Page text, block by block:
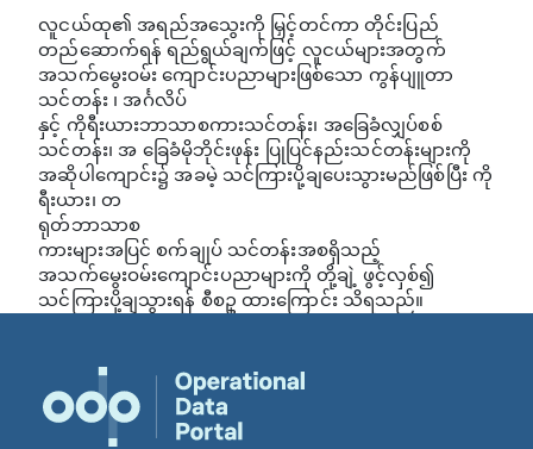
လူငယ်ထု၏ အရည်အသွေးကို မြှင့်တင်ကာ တိုင်းပြည်
တည်ဆောက်ရန် ရည်ရွယ်ချက်ဖြင့် လူငယ်များအတွက်
အသက်မွေးဝမ်း ကျောင်းပညာများဖြစ်သော ကွန်ပျူတာ
သင်တန်း ၊ အင်္ဂလိပ်
နှင့် ကိုရီးယားဘာသာစကားသင်တန်း၊ အခြေခံလျှပ်စစ်
သင်တန်း၊ အ ခြေခံမိုဘိုင်းဖုန်း ပြုပြင်နည်းသင်တန်းများကို
အဆိုပါကျောင်း၌ အခမဲ့ သင်ကြားပို့ချပေးသွားမည်ဖြစ်ပြီး ကို
ရီးယား၊ တ
ရုတ်ဘာသာစ
ကားများအပြင် စက်ချုပ် သင်တန်းအစရှိသည့်
အသက်မွေးဝမ်းကျောင်းပညာများကို တို့ချဲ့ ဖွင့်လှစ်၍
သင်ကြားပို့ချသွားရန် စီစဥ္ ထားကြောင်း သိရသည်။